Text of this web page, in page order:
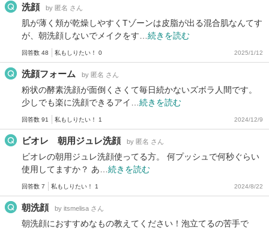
洗顔 by 匿名 さん
肌が薄く頬が乾燥しやすくTゾーンは皮脂が出る混合肌なんてす
が、朝洗顔しないでメイクをす… 続きを読む
回答数 48 私もしりたい！ 0 2025/1/12
洗顔フォーム by 匿名 さん
粉状の酵素洗顔が面倒くさくて毎日続かないズボラ人間です。
少しでも楽に洗顔できるアイ… 続きを読む
回答数 91 私もしりたい！ 1 2024/12/9
ビオレ 朝用ジュレ洗顔 by 匿名 さん
ビオレの朝用ジュレ洗顔使ってる方。 何プッシュで何秒ぐらい
使用してますか？ あ… 続きを読む
回答数 7 私もしりたい！ 1 2024/8/22
朝洗顔 by itsmelisa さん
朝洗顔におすすめなもの教えてください！泡立てるの苦手で